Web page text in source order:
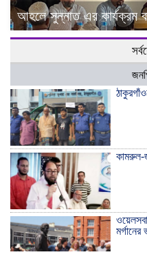
আহলে সুন্নাত এর কার্যক্রম
কামরুল-